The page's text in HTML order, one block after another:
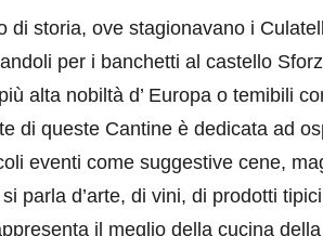
di storia, ove stagionavano i
per i banchetti al castello
alta nobiltà d’ Europa o temibili
di queste Cantine è dedicata ad
eventi come suggestive cene,
parla d’arte, di vini, di prodotti
il meglio della cucina